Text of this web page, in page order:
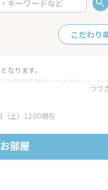
こだわり
つづ
なります。
利用料等現地にてお支払いい
土）12:00現在
お部屋